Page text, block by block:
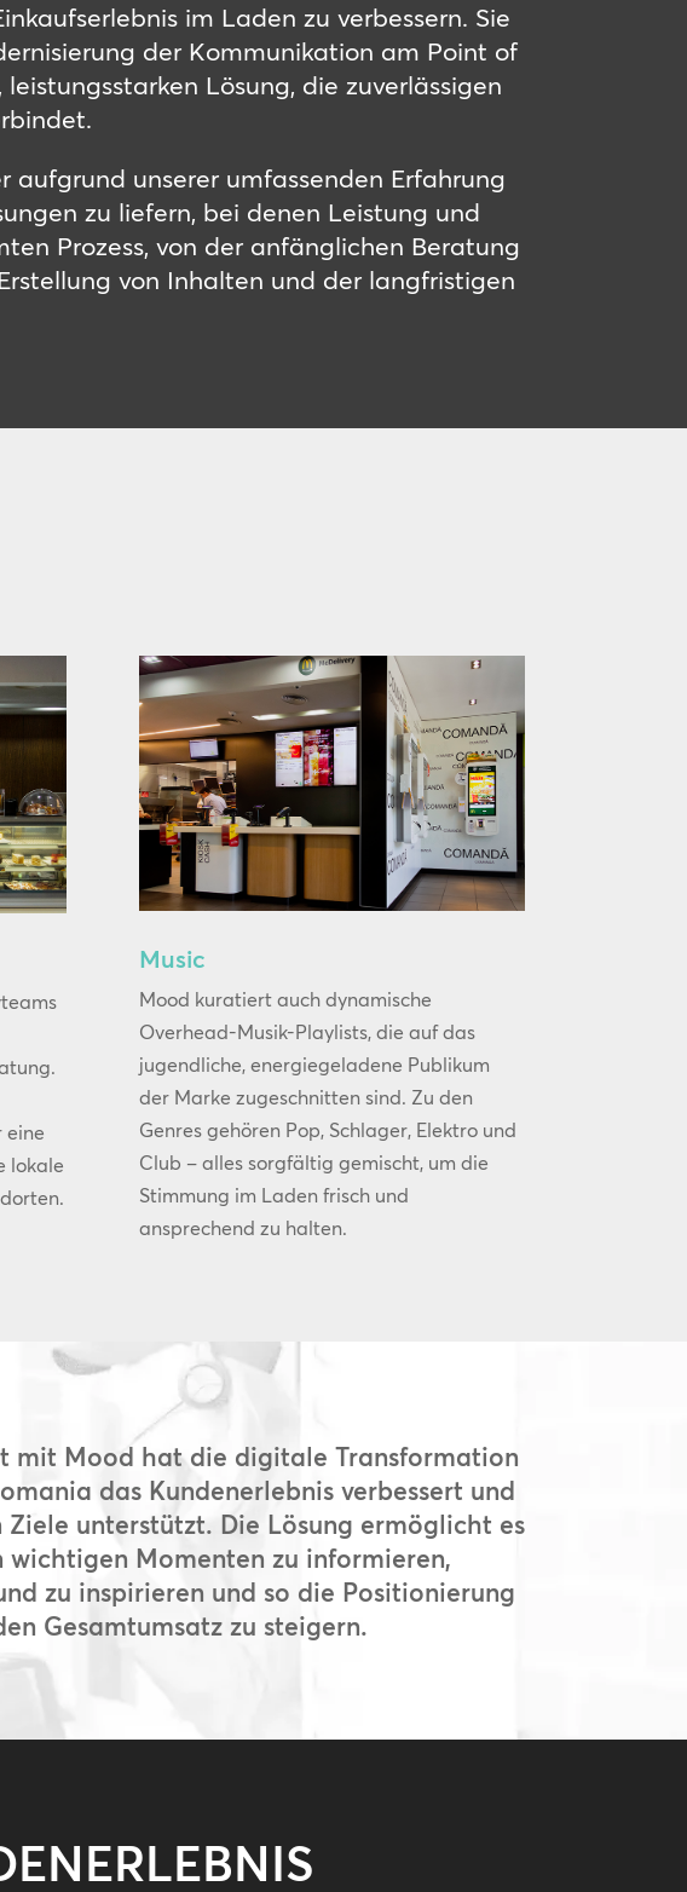
im Laden zu verbessern. Sie
der Kommunikation am Point of
Lösung, die zuverlässigen
unserer umfassenden Erfahrung
zu liefern, bei denen Leistung und
Prozess, von der anfänglichen Beratung
von Inhalten und der langfristigen
eine
lokale
Music
Mood kuratiert auch dynamische
Overhead-Musik-Playlists, die auf das
jugendliche, energiegeladene Publikum
der Marke zugeschnitten sind. Zu den
Genres gehören Pop, Schlager, Elektro und
Club – alles sorgfältig gemischt, um die
Stimmung im Laden frisch und
ansprechend zu halten.
mit Mood hat die digitale Transformation
das Kundenerlebnis verbessert und
unterstützt. Die Lösung ermöglicht es
wichtigen Momenten zu informieren,
zu inspirieren und so die Positionierung
Gesamtumsatz zu steigern.